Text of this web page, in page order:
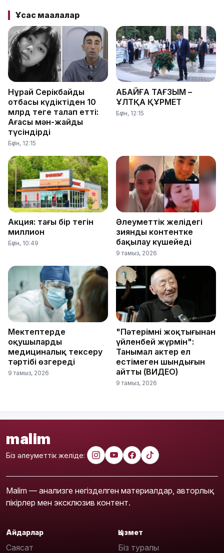
Ұқсас мақалалар
Нұрай Серікбайдың
отбасы күдіктіден 10
млрд теңге талап етті:
Ағасы мән-жайды
түсіндірді
Бүгін, 12:15
АБАЙҒА ТАҒЗЫМ –
ҰЛТҚА ҚҰРМЕТ
Бүгін, 12:15
Акция: тағы бір тегін
миллион
Бүгін, 10:49
Әлеуметтік желідегі
зиянды контентке
бақылау күшейеді
9 тамыз, 2026
Мектептерде
оқушыларды
медициналық тексеру
тәртібі өзгереді
9 тамыз, 2026
"Пәтерімнің жоқтығынан
үйленбей жүрмін":
Танымал актер ел
естімеген шындығын
айтты (ВИДЕО)
9 тамыз, 2026
malim
Біз әлеуметтік желіде:
Malim — анализге негізделген материалдар, авторлық
пікірлер мен эксклюзив контент.
Айдарлар
Саясат
Қызмет
Біз туралы